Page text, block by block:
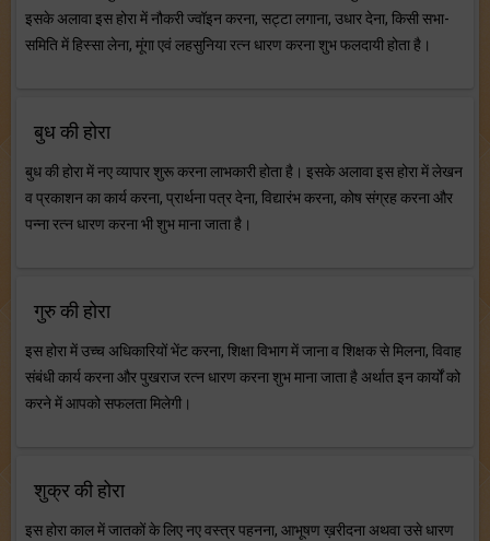
इसके अलावा इस होरा में नौकरी ज्वॉइन करना, सट्टा लगाना, उधार देना, किसी सभा-
समिति में हिस्सा लेना, मूंगा एवं लहसुनिया रत्न धारण करना शुभ फलदायी होता है।
बुध की होरा
बुध की होरा में नए व्यापार शुरू करना लाभकारी होता है। इसके अलावा इस होरा में लेखन
व प्रकाशन का कार्य करना, प्रार्थना पत्र देना, विद्यारंभ करना, कोष संग्रह करना और
पन्ना रत्न धारण करना भी शुभ माना जाता है।
गुरु की होरा
इस होरा में उच्च अधिकारियों भेंट करना, शिक्षा विभाग में जाना व शिक्षक से मिलना, विवाह
संबंधी कार्य करना और पुखराज रत्न धारण करना शुभ माना जाता है अर्थात इन कार्यों को
करने में आपको सफलता मिलेगी।
शुक्र की होरा
इस होरा काल में जातकों के लिए नए वस्त्र पहनना, आभूषण ख़रीदना अथवा उसे धारण